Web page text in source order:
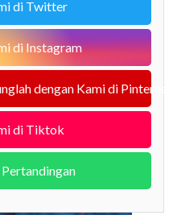
di Twitter
di Instagram
dengan Kami di Pinterest
di Tiktok